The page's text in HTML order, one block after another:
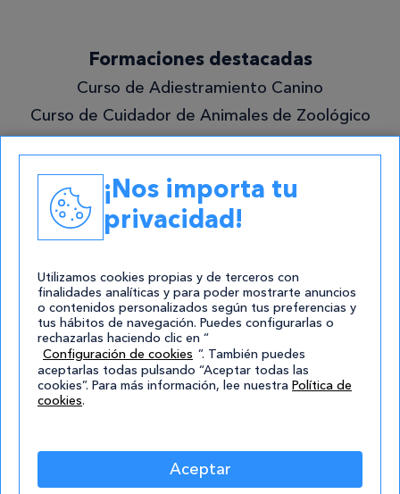
¡Quiero
mejor!
Formaciones destacadas
Curso de Adiestramiento Canino
Curso de Cuidador de Animales de Zoológico
Curso de Acceso a Graduado en ESO
Grado Superior en Gestión Forestal y del
Medio Natural
Contacto
atencion@cursos.com
Redes Sociales
¡Nos importa tu
privacidad!
Utilizamos cookies propias y de terceros con
finalidades analíticas y para poder mostrarte anuncios
o contenidos personalizados según tus preferencias y
tus hábitos de navegación. Puedes configurarlas o
rechazarlas haciendo clic en “
Configuración de cookies ”. También puedes
aceptarlas todas pulsando “Aceptar todas las
cookies”. Para más información, lee nuestra Política de
cookies.
Aceptar